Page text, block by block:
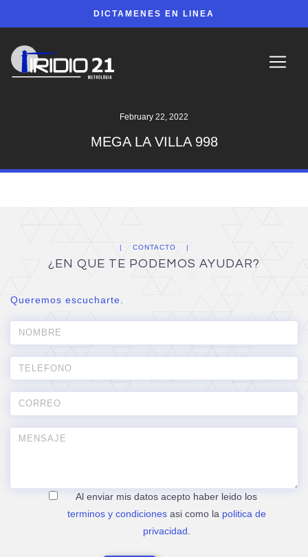
DICTAMENES EN LINEA
February 22, 2022
MEGA LA VILLA 998
CONTACTO
¿EN QUE TE PODEMOS AYUDAR?
Queremos escucharte.
Al enviar mis datos acepto haber leido los
terminos y condicionesasi como la politica de
privacidad